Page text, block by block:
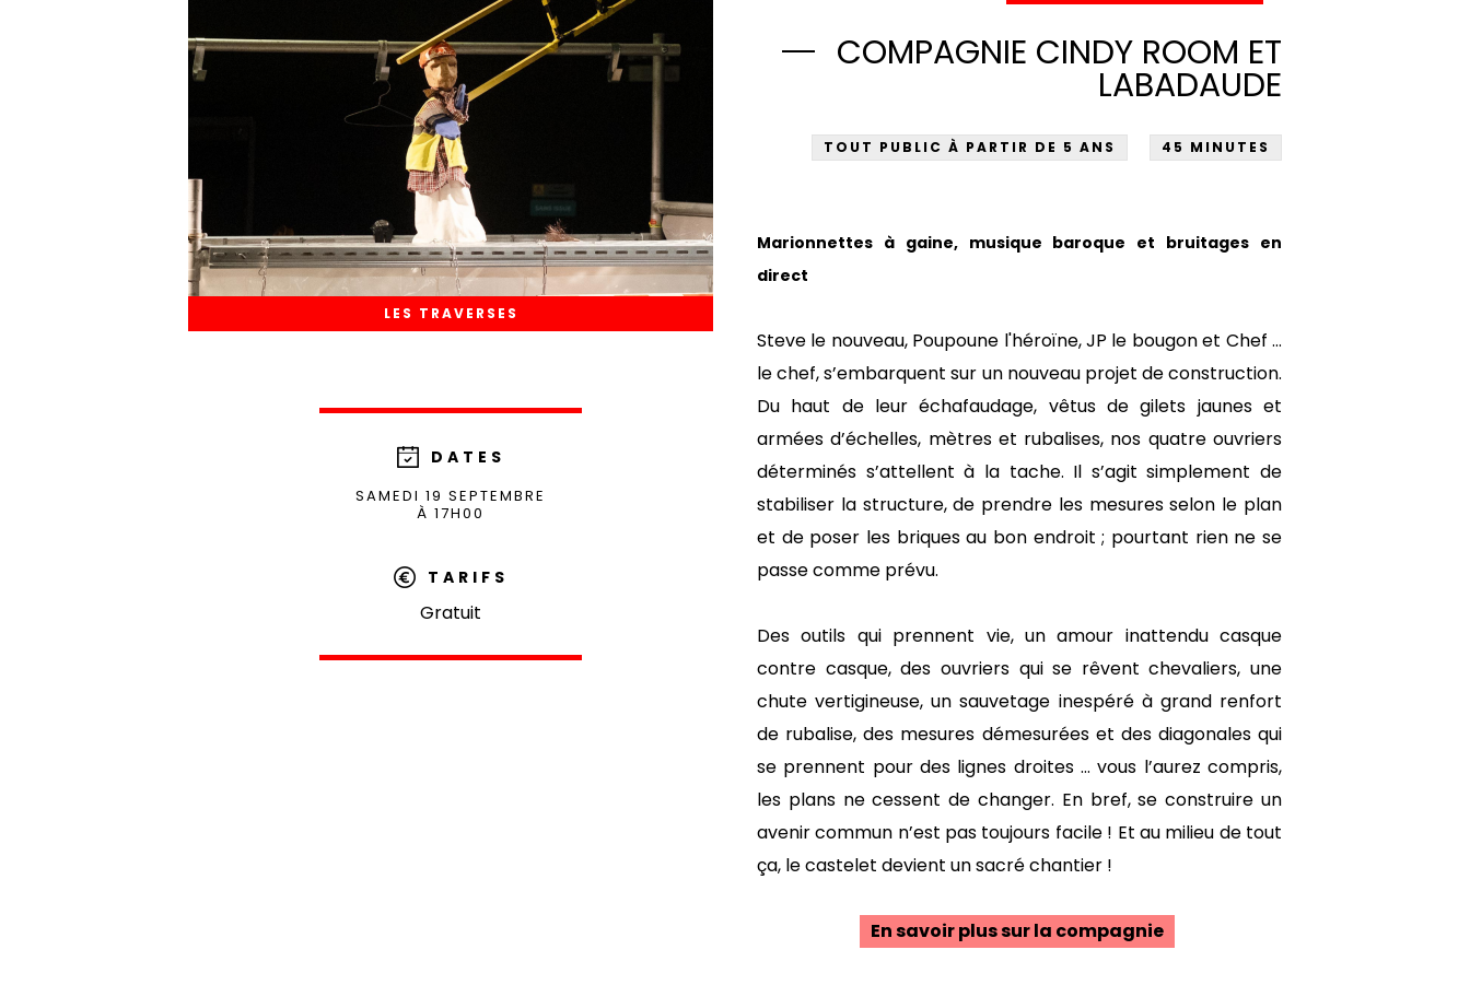
LES TRAVERSES
DATES
SAMEDI 19 SEPTEMBRE
À 17H00
TARIFS
Gratuit
COMPAGNIE CINDY ROOM ET
LABADAUDE
45 MINUTES
TOUT PUBLIC À PARTIR DE 5 ANS
Marionnettes à gaine, musique baroque et bruitages en
direct
Steve le nouveau, Poupoune l'héroïne, JP le bougon et Chef …
le chef, s’embarquent sur un nouveau projet de construction.
Du haut de leur échafaudage, vêtus de gilets jaunes et
armées d’échelles, mètres et rubalises, nos quatre ouvriers
déterminés s’attellent à la tache. Il s’agit simplement de
stabiliser la structure, de prendre les mesures selon le plan
et de poser les briques au bon endroit ; pourtant rien ne se
passe comme prévu.
Des outils qui prennent vie, un amour inattendu casque
contre casque, des ouvriers qui se rêvent chevaliers, une
chute vertigineuse, un sauvetage inespéré à grand renfort
de rubalise, des mesures démesurées et des diagonales qui
se prennent pour des lignes droites … vous l’aurez compris,
les plans ne cessent de changer. En bref, se construire un
avenir commun n’est pas toujours facile ! Et au milieu de tout
ça, le castelet devient un sacré chantier !
En savoir plus sur la compagnie